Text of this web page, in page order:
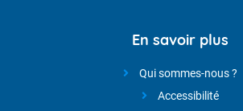
En savoir plus
Qui sommes-nous ?
Accessibilité